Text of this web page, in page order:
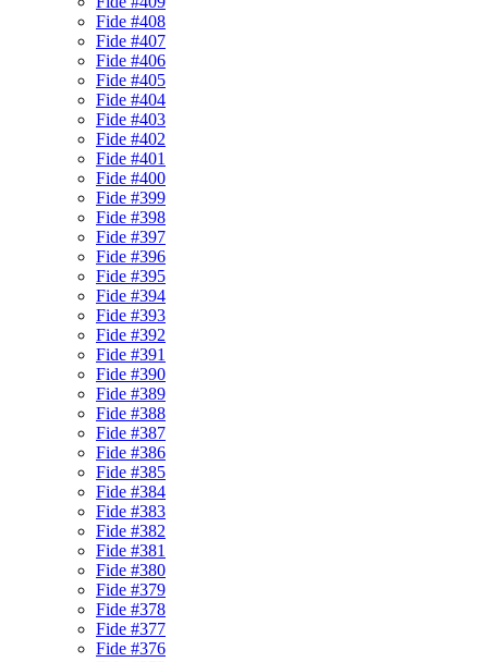
Fide #408
Fide #407
Fide #406
Fide #405
Fide #404
Fide #403
Fide #402
Fide #401
Fide #400
Fide #399
Fide #398
Fide #397
Fide #396
Fide #395
Fide #394
Fide #393
Fide #392
Fide #391
Fide #390
Fide #389
Fide #388
Fide #387
Fide #386
Fide #385
Fide #384
Fide #383
Fide #382
Fide #381
Fide #380
Fide #379
Fide #378
Fide #377
Fide #376